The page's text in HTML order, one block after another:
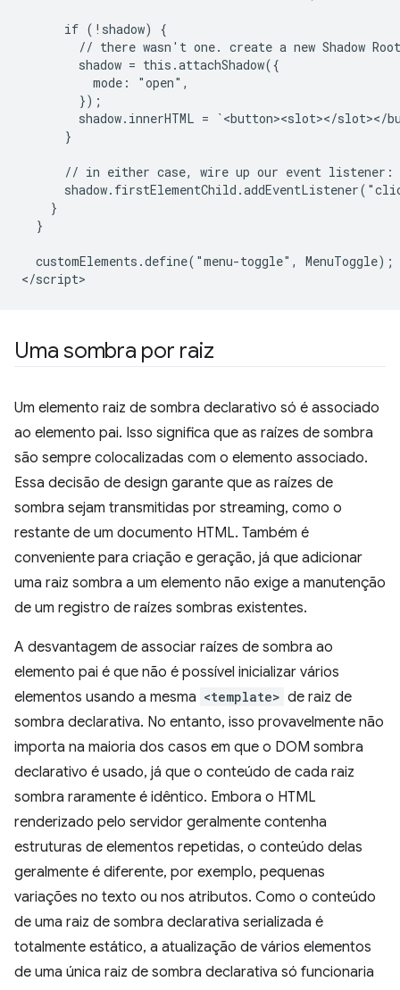
      if (!shadow) {
// there wasn't one. create a new Shadow
        shadow = this.attachShadow({
          mode: "open",
        });
shadow.innerHTML = `<button><slot></slot></
      }
      // in either case, wire up our event listener:
    }
  }
  customElements.define("menu-toggle", MenuToggle);
Uma sombra por raiz
Um elemento raiz de sombra declarativo só é associado
ao elemento pai. Isso significa que as raízes de sombra
são sempre colocalizadas com o elemento associado.
Essa decisão de design garante que as raízes de
sombra sejam transmitidas por streaming, como o
restante de um documento HTML. Também é
conveniente para criação e geração, já que adicionar
uma raiz sombra a um elemento não exige a manutenção
de um registro de raízes sombras existentes.
A desvantagem de associar raízes de sombra ao
elemento pai é que não é possível inicializar vários
elementos usando a mesma <template> de raiz de
sombra declarativa. No entanto, isso provavelmente não
importa na maioria dos casos em que o DOM sombra
declarativo é usado, já que o conteúdo de cada raiz
sombra raramente é idêntico. Embora o HTML
renderizado pelo servidor geralmente contenha
estruturas de elementos repetidas, o conteúdo delas
geralmente é diferente, por exemplo, pequenas
variações no texto ou nos atributos. Como o conteúdo
de uma raiz de sombra declarativa serializada é
totalmente estático, a atualização de vários elementos
de uma única raiz de sombra declarativa só funcionaria